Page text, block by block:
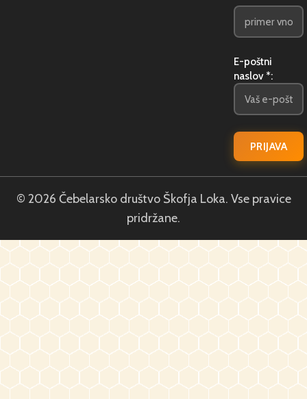
E-poštni
naslov *:
© 2026 Čebelarsko društvo Škofja Loka. Vse pravice
pridržane.